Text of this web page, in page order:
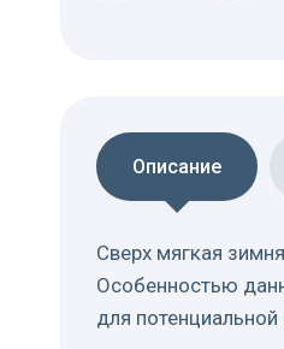
Описание
Сверх мягкая
Особенностью
для